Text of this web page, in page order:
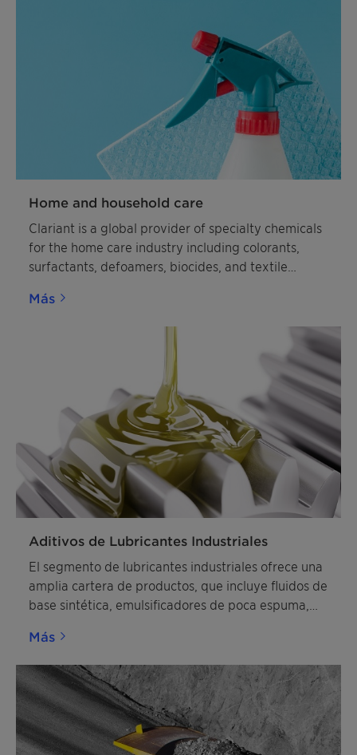
Home and household care
Clariant is a global provider of specialty chemicals
for the home care industry including colorants,
surfactants, defoamers, biocides, and textile
Más
Aditivos de Lubricantes Industriales
El segmento de lubricantes industriales ofrece una
amplia cartera de productos, que incluye fluidos de
base sintética, emulsificadores de poca espuma,
diversas aplicaciones de trabajos con metales y
lubricantes. Conozca nuestras soluciones.
Más